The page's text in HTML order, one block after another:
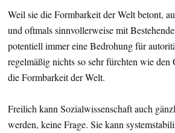
Weil sie die Formbarkeit der Welt betont,
und oftmals sinnvollerweise mit
potentiell immer eine Bedrohung für
regelmäßig nichts so sehr fürchten wie den
die Formbarkeit der Welt.
Freilich kann Sozialwissenschaft auch
werden, keine Frage. Sie kann